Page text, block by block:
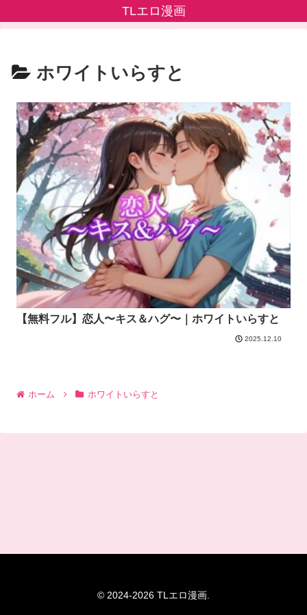
TLエロ漫画
ホワイトいらすと
【無料フル】恋人〜キス＆ハグ〜｜ホワイトいらすと
2025.12.10
ホーム ホワイトいらすと
© 2024-2026 TLエロ漫画.